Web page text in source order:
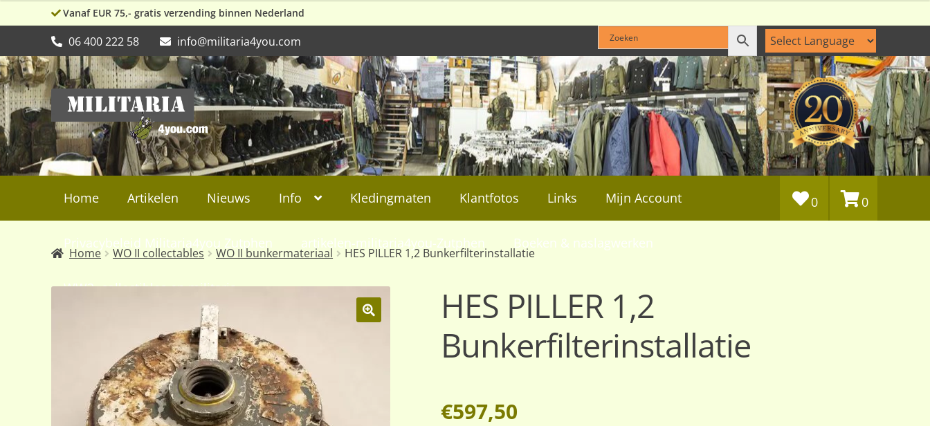
Vanaf EUR 75,- gratis verzending binnen Nederland
06 400 222 58 info@militaria4you.com
Ga
door
naar
navigatie
Ga
naar
de
inhoud
Home Artikelen Nieuws Info Kledingmaten Klantfotos Links Mijn Account
Privacybeleid Militaria4you Zutphen artikelen-militaria4you-Zutphen Boeken & naslagwerken
WW2, collectibles en militaria
0 0
Home WO II collectables WO II bunkermateriaal HES PILLER 1,2 Bunkerfilterinstallatie
HES PILLER 1,2
Bunkerfilterinstallatie
€597,50